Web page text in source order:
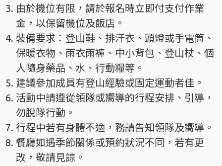
由於機位有限，請於報名時立即付支付作業
金，以保留機位及飯店。
裝備要求：登山鞋、排汗衣、頭燈或手電筒、
保暖衣物、雨衣雨褲、中小背包、登山杖、個
人隨身藥品、水、行動糧等。
建議參加成員有登山經驗或固定運動者佳。
活動中請遵從領隊或嚮導的行程安排、引導，
勿脫隊行動。
行程中若有身體不適，務請告知領隊及嚮導。
餐廳如遇季節關係或預約狀況不同，若有更
改，敬請見諒。